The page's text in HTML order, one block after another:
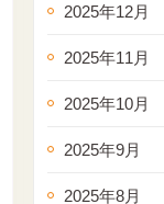
2025年12月
2025年11月
2025年10月
2025年9月
2025年8月